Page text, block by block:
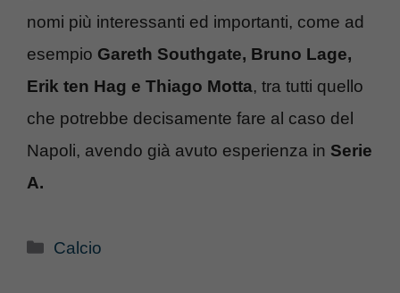
nomi più interessanti ed importanti, come ad
esempio Gareth Southgate, Bruno Lage,
Erik ten Hag e Thiago Motta, tra tutti quello
che potrebbe decisamente fare al caso del
Napoli, avendo già avuto esperienza in Serie
A.
Categorie
Calcio